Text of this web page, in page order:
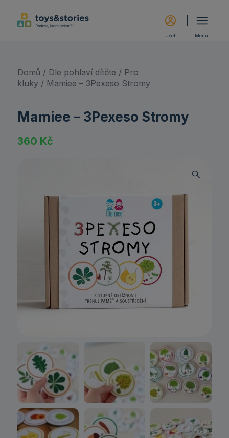
Menu
Účet
Domů / Dle pohlaví dítěte / Pro
kluky/ Mamiee – 3Pexeso Stromy
Mamiee – 3Pexeso Stromy
360 Kč